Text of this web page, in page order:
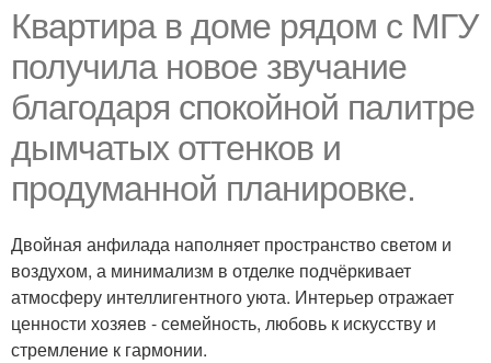
Квартира в доме рядом с МГУ
получила новое звучание
благодаря спокойной палитре
дымчатых оттенков и
продуманной планировке.
Двойная анфилада наполняет пространство светом и
воздухом, а минимализм в отделке подчёркивает
атмосферу интеллигентного уюта. Интерьер отражает
ценности хозяев - семейность, любовь к искусству и
стремление к гармонии.